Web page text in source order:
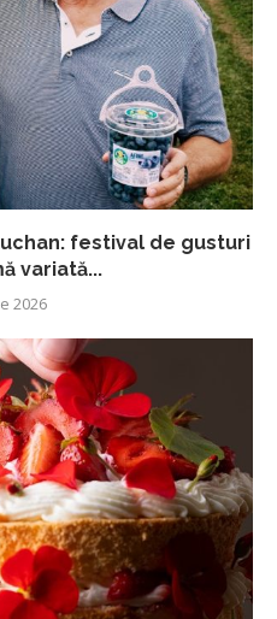
festival de gusturi
variată...
2026